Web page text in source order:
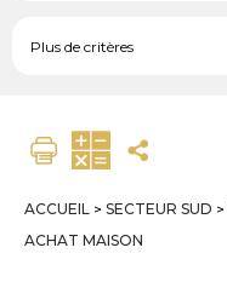
ACCUEIL > SECTEUR SUD >
ACHAT MAISON